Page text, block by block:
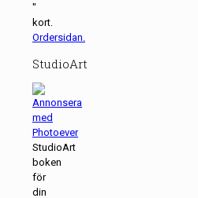
"
kort.
Ordersidan.
StudioArt
StudioArt
boken
för
din